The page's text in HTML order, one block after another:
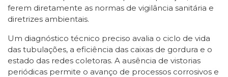
ferem diretamente as normas de vigilância sanitária e
diretrizes ambientais.
Um diagnóstico técnico preciso avalia o ciclo de vida
das tubulações, a eficiência das caixas de gordura e o
estado das redes coletoras. A ausência de vistorias
periódicas permite o avanço de processos corrosivos e